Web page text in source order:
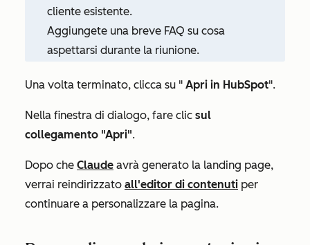
cliente esistente.
Aggiungete una breve FAQ su cosa
aspettarsi durante la riunione.
Una volta terminato, clicca su " Apri in HubSpot".
Nella finestra di dialogo, fare clic sul
collegamento "Apri".
Dopo che Claude avrà generato la landing page,
verrai reindirizzato all'editor di contenuti per
continuare a personalizzare la pagina.